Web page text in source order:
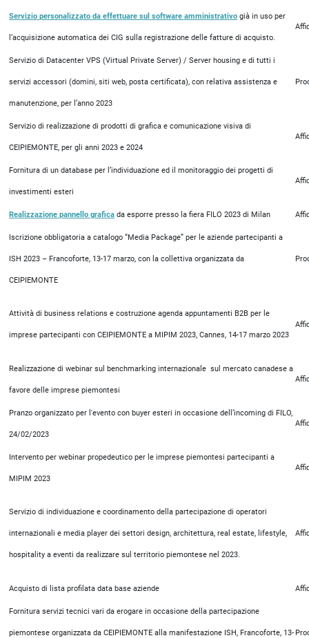
Servizio personalizzato da effettuare sul software amministrativo già in uso per
l‘acquisizione automatica dei CIG sulla registrazione delle fatture di acquisto.
Servizio di Datacenter VPS (Virtual Private Server) / Server housing e di tutti i
servizi accessori (domini, siti web, posta certificata), con relativa assistenza e
manutenzione, per l’anno 2023
Servizio di realizzazione di prodotti di grafica e comunicazione visiva di
CEIPIEMONTE, per gli anni 2023 e 2024
Fornitura di un database per l’individuazione ed il monitoraggio dei progetti di
investimenti esteri
Realizzazione pannello grafica da esporre presso la fiera FILO 2023 di Milan
Iscrizione obbligatoria a catalogo “Media Package” per le aziende partecipanti a
ISH 2023 – Francoforte, 13-17 marzo, con la collettiva organizzata da
CEIPIEMONTE
Attività di business relations e costruzione agenda appuntamenti B2B per le
imprese partecipanti con CEIPIEMONTE a MIPIM 2023, Cannes, 14-17 marzo 2023
Realizzazione di webinar sul benchmarking internazionale sul mercato canadese a
favore delle imprese piemontesi
Pranzo organizzato per l'evento con buyer esteri in occasione dell’incoming di FILO,
24/02/2023
Intervento per webinar propedeutico per le imprese piemontesi partecipanti a
MIPIM 2023
Servizio di individuazione e coordinamento della partecipazione di operatori
internazionali e media player dei settori design, architettura, real estate, lifestyle,
hospitality a eventi da realizzare sul territorio piemontese nel 2023.
Acquisto di lista profilata data base aziende
Fornitura servizi tecnici vari da erogare in occasione della partecipazione
piemontese organizzata da CEIPIEMONTE alla manifestazione ISH, Francoforte, 13-